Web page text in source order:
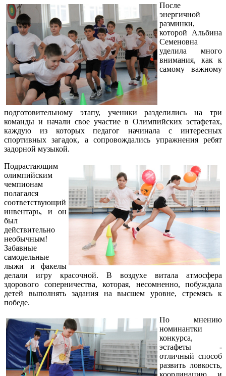
После
энергичной
разминки,
которой Альбина
Семеновна
уделила много
внимания, как к
самому важному
подготовительному этапу, ученики разделились на три
команды и начали свое участие в Олимпийских эстафетах,
каждую из которых педагог начинала с интересных
спортивных загадок, а сопровождались упражнения ребят
задорной музыкой.
Подрастающим
олимпийским
чемпионам
полагался
соответствующий
инвентарь, и он
был
действительно
необычным!
Забавные
самодельные
лыжи и факелы
делали игру красочной. В воздухе витала атмосфера
здорового соперничества, которая, несомненно, побуждала
детей выполнять задания на высшем уровне, стремясь к
победе.
По мнению
номинантки
конкурса,
эстафеты -
отличный способ
развить ловкость,
координацию и